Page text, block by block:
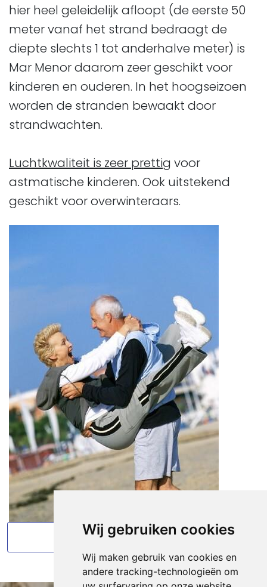
Wij gebruiken cookies
Wij maken gebruik van cookies en
andere tracking-technologieën om
hier heel geleidelijk afloopt (de eerste 50
meter vanaf het strand bedraagt de
diepte slechts 1 tot anderhalve meter) is
Mar Menor daarom zeer geschikt voor
kinderen en ouderen. In het hoogseizoen
worden de stranden bewaakt door
strandwachten.
Luchtkwaliteit is zeer prettig voor
astmatische kinderen. Ook uitstekend
geschikt voor overwinteraars.
Terug naar alle omgeving info